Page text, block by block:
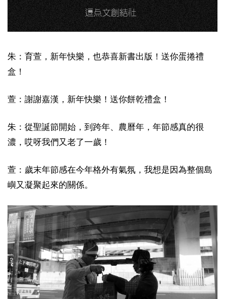
朱：育萱，新年快樂，也恭喜新書出版！送你蛋捲禮
盒！
萱：謝謝嘉漢，新年快樂！送你餅乾禮盒！
朱：從聖誕節開始，到跨年、農曆年，年節感真的很
濃，哎呀我們又老了一歲！
萱：歲末年節感在今年格外有氣氛，我想是因為整個島
嶼又凝聚起來的關係。